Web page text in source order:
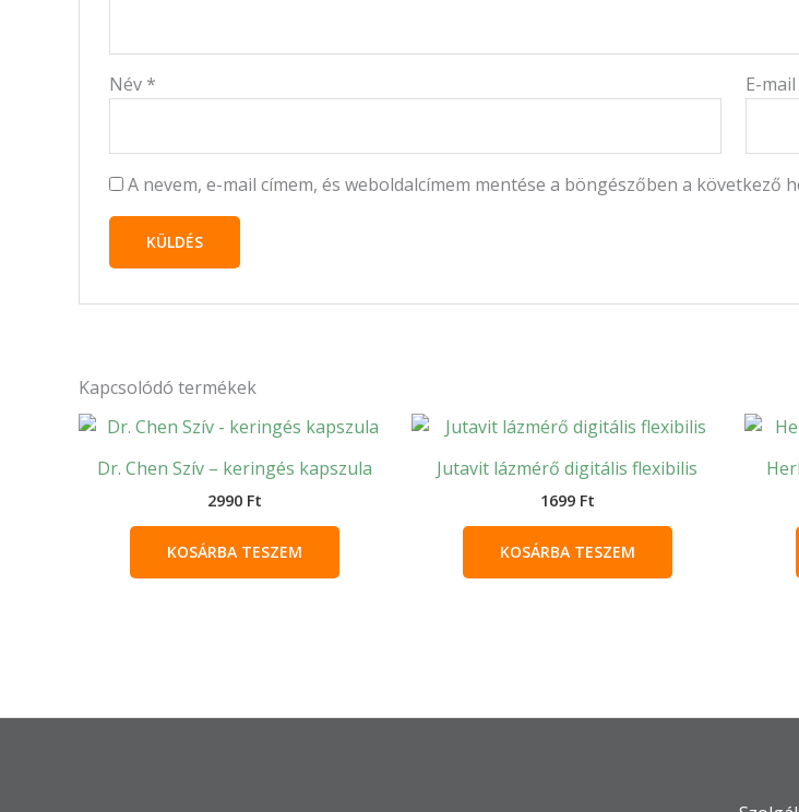
Név * E-mail
A nevem, e-mail címem, és weboldalcímem mentése a böngészőben a következő
Kapcsolódó termékek
Dr. Chen Szív – keringés kapszula
2990 Ft
KOSÁRBA TESZEM
Jutavit lázmérő digitális flexibilis
1699 Ft
KOSÁRBA TESZEM